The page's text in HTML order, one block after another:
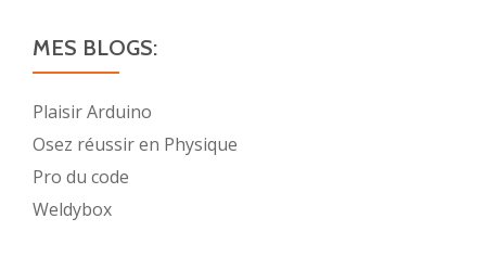
MES BLOGS:
Plaisir Arduino
Osez réussir en Physique
Pro du code
Weldybox